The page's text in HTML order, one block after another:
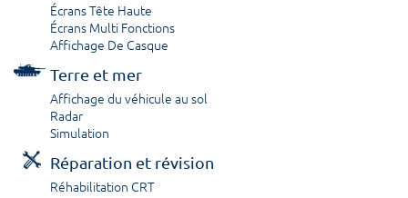
Écrans Tête Haute
Écrans Multi Fonctions
Affichage De Casque
Terre et mer
Affichage du véhicule au sol
Radar
Simulation
Réparation et révision
Réhabilitation CRT